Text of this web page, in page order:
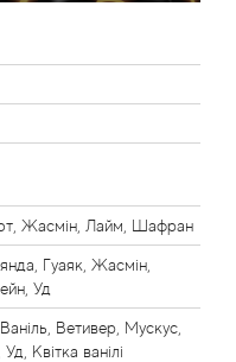
Жасмін, Лайм, Шафран
Гуаяк, Жасмін,
Уд
Ветивер, Мускус,
Квітка ванілі